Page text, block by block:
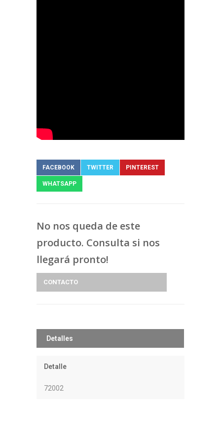
FACEBOOK TWITTER PINTEREST
WHATSAPP
No nos queda de este
producto. Consulta si nos
llegará pronto!
CONTACTO
Detalles
Detalle
72002